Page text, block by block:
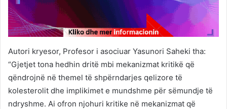
Autori kryesor, Profesor i asociuar Yasunori Saheki tha:
“Gjetjet tona hedhin dritë mbi mekanizmat kritikë që
qëndrojnë në themel të shpërndarjes qelizore të
kolesterolit dhe implikimet e mundshme për sëmundje të
ndryshme. Ai ofron njohuri kritike në mekanizmat që